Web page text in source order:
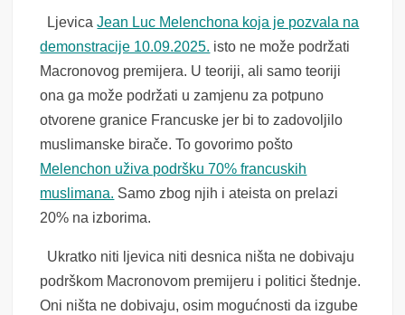
LjevicaJean Luc Melenchona koja je pozvala na
demonstracije 10.09.2025. isto ne može podržati
Macronovog premijera. U teoriji, ali samo teoriji
ona ga može podržati u zamjenu za potpuno
otvorene granice Francuske jer bi to zadovoljilo
muslimanske birače. To govorimo pošto
Melenchon uživa podršku 70% francuskih
muslimana. Samo zbog njih i ateista on prelazi
20% na izborima.
Ukratko niti ljevica niti desnica ništa ne dobivaju
podrškom Macronovom premijeru i politici štednje.
Oni ništa ne dobivaju, osim mogućnosti da izgube